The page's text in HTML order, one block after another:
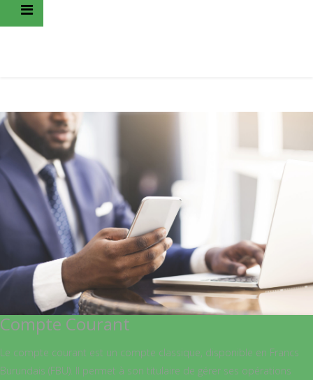
Compte Courant
Le compte courant est un compte classique, disponible en Francs
Burundais (FBU). Il permet à son titulaire de gérer ses opérations